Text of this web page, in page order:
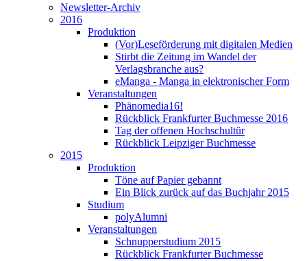
Newsletter-Archiv
2016
Produktion
(Vor)Leseförderung mit digitalen Medien
Stirbt die Zeitung im Wandel der
Verlagsbranche aus?
eManga - Manga in elektronischer Form
Veranstaltungen
Phänomedia16!
Rückblick Frankfurter Buchmesse 2016
Tag der offenen Hochschultür
Rückblick Leipziger Buchmesse
2015
Produktion
Töne auf Papier gebannt
Ein Blick zurück auf das Buchjahr 2015
Studium
polyAlumni
Veranstaltungen
Schnupperstudium 2015
Rückblick Frankfurter Buchmesse